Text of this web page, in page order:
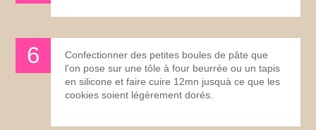
Confectionner des petites boules de pâte que
l'on pose sur une tôle à four beurrée ou un tapis
en silicone et faire cuire 12mn jusquà ce que les
cookies soient légèrement dorés.